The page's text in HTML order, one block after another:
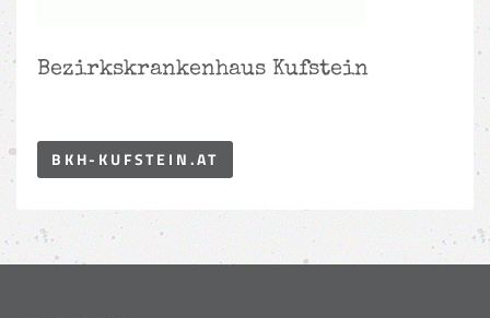
Bezirkskrankenhaus Kufstein
BKH-KUFSTEIN.AT